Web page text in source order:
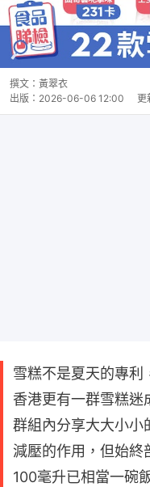
撰文： 黃翠衣
出版： 2026-06-06 12:00 更
雪糕不是夏天的專利
香港更有一群雪糕迷
群組內分享大大小小
減壓的作用，但始終
100毫升已相當一碗